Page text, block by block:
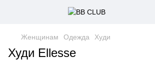
Женщинам Одежда Худи
Худи Ellesse